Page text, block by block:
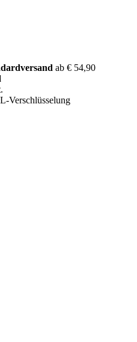
ab € 54,90
.
Verschlüsselung